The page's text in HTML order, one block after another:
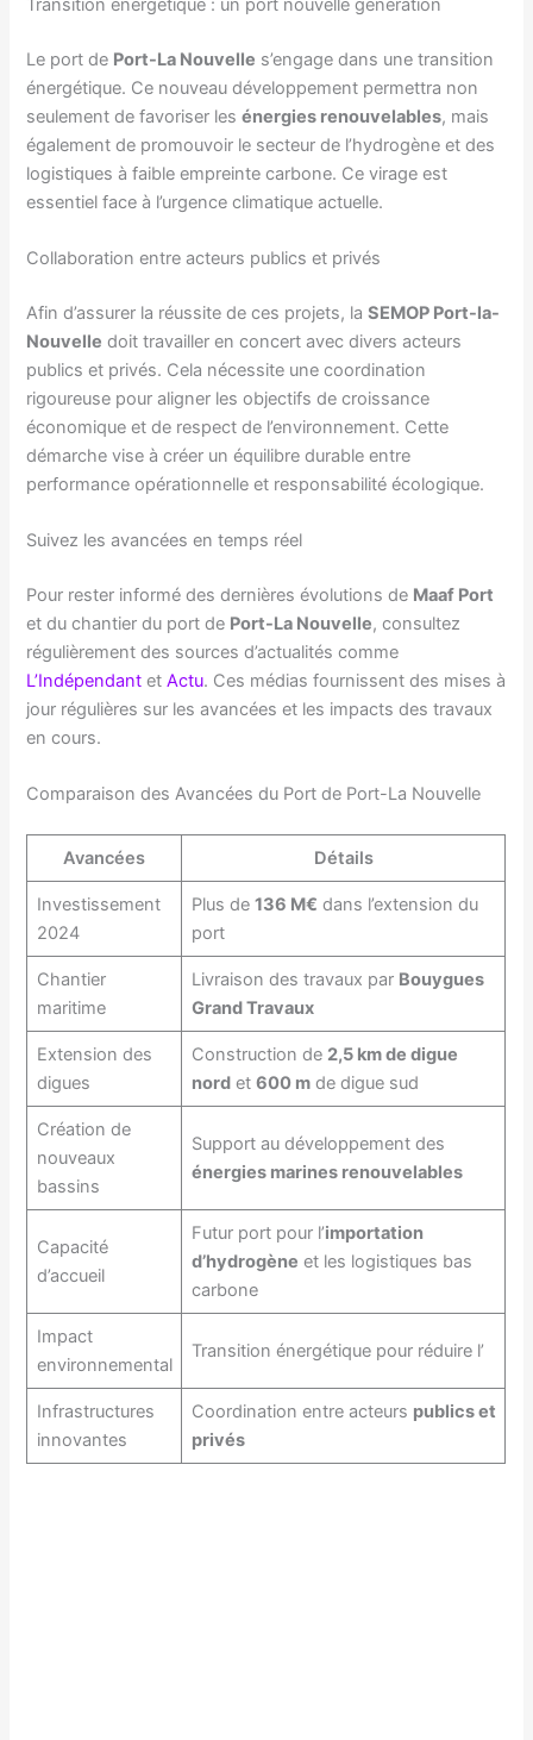
Transition énergétique : un port nouvelle génération
Le port de Port-La Nouvelle s’engage dans une transition
énergétique. Ce nouveau développement permettra non
seulement de favoriser lesénergies renouvelables, mais
également de promouvoir le secteur de l’hydrogène et des
logistiques à faible empreinte carbone. Ce virage est
essentiel face à l’urgence climatique actuelle.
Collaboration entre acteurs publics et privés
Afin d’assurer la réussite de ces projets, laSEMOP Port-la-
Nouvelle doit travailler en concert avec divers acteurs
publics et privés. Cela nécessite une coordination
rigoureuse pour aligner les objectifs de croissance
économique et de respect de l’environnement. Cette
démarche vise à créer un équilibre durable entre
performance opérationnelle et responsabilité écologique.
Suivez les avancées en temps réel
Pour rester informé des dernières évolutions de Maaf Port
et du chantier du port de Port-La Nouvelle, consultez
régulièrement des sources d’actualités comme
L’Indépendant etActu. Ces médias fournissent des mises à
jour régulières sur les avancées et les impacts des travaux
en cours.
Comparaison des Avancées du Port de Port-La Nouvelle
Avancées Détails
Investissement
2024
Plus de 136 M€ dans l’extension du
port
Chantier
maritime
Livraison des travaux par Bouygues
Grand Travaux
Extension des
digues
Construction de 2,5 km de digue
nordet 600 mde digue sud
Création de
nouveaux
bassins
Support au développement des
énergies marines renouvelables
Capacité
d’accueil
Futur port pour l’importation
d’hydrogène et les logistiques bas
carbone
Impact
environnemental
Transition énergétique pour réduire l’
Infrastructures
innovantes
Coordination entre acteurs publics et
privés